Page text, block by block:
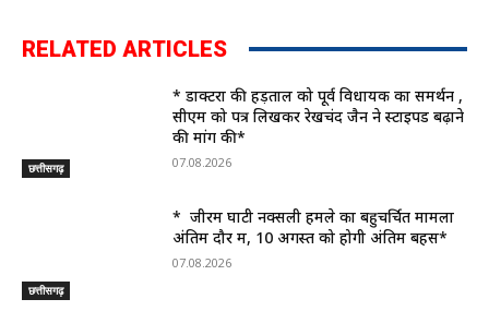
RELATED ARTICLES
छत्तीसगढ़
* डाक्टरों की हड़ताल को पूर्व विधायक का समर्थन ,
सीएम को पत्र लिखकर रेखचंद जैन ने स्टाइपेंड बढ़ाने
की मांग की*
07.08.2026
छत्तीसगढ़
* जीरम घाटी नक्सली हमले का बहुचर्चित मामला
अंतिम दौर में, 10 अगस्त को होगी अंतिम बहस*
07.08.2026